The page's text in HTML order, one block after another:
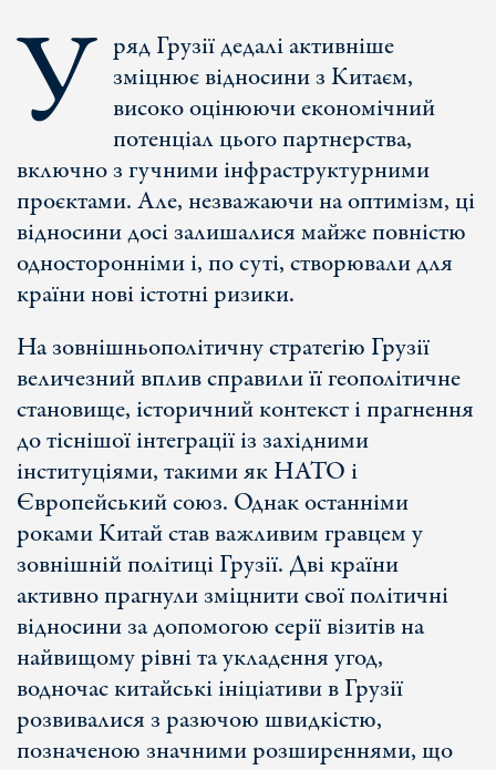
У ряд Грузії дедалі активніше
зміцнює відносини з Китаєм,
високо оцінюючи економічний
потенціал цього партнерства,
включно з гучними інфраструктурними
проєктами. Але, незважаючи на оптимізм, ці
відносини досі залишалися майже повністю
односторонніми і, по суті, створювали для
країни нові істотні ризики.
На зовнішньополітичну стратегію Грузії
величезний вплив справили її геополітичне
становище, історичний контекст і прагнення
до тіснішої інтеграції із західними
інституціями, такими як НАТО і
Європейський союз. Однак останніми
роками Китай став важливим гравцем у
зовнішній політиці Грузії. Дві країни
активно прагнули зміцнити свої політичні
відносини за допомогою серії візитів на
найвищому рівні та укладення угод,
водночас китайські ініціативи в Грузії
розвивалися з разючою швидкістю,
позначеною значними розширеннями, що